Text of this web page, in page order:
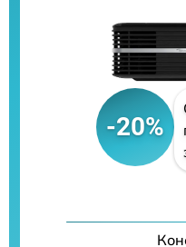
-20%